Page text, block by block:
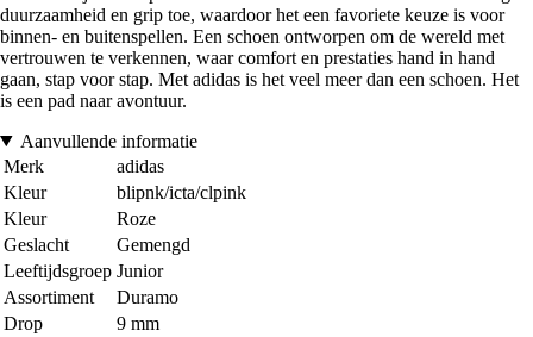
duurzaamheid en grip toe, waardoor het een favoriete keuze is voor
binnen- en buitenspellen. Een schoen ontworpen om de wereld met
vertrouwen te verkennen, waar comfort en prestaties hand in hand
gaan, stap voor stap. Met adidas is het veel meer dan een schoen. Het
is een pad naar avontuur.
Aanvullende informatie
Merk
adidas
Kleur
blipnk/icta/clpink
Kleur
Roze
Geslacht
Gemengd
Leeftijdsgroep Junior
Assortiment
Duramo
Drop
9 mm